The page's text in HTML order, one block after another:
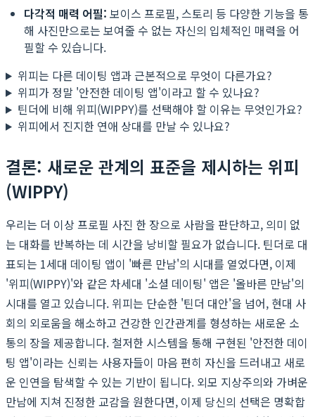
다각적 매력 어필: 보이스 프로필, 스토리 등 다양한 기능을 통
해 사진만으로는 보여줄 수 없는 자신의 입체적인 매력을 어
필할 수 있습니다.
위피는 다른 데이팅 앱과 근본적으로 무엇이 다른가요?
위피가 정말 '안전한 데이팅 앱'이라고 할 수 있나요?
틴더에 비해 위피(WIPPY)를 선택해야 할 이유는 무엇인가요?
위피에서 진지한 연애 상대를 만날 수 있나요?
결론: 새로운 관계의 표준을 제시하는 위피
(WIPPY)
우리는 더 이상 프로필 사진 한 장으로 사람을 판단하고, 의미 없
는 대화를 반복하는 데 시간을 낭비할 필요가 없습니다. 틴더로 대
표되는 1세대 데이팅 앱이 '빠른 만남'의 시대를 열었다면, 이제
'위피(WIPPY)'와 같은 차세대 '소셜 데이팅' 앱은 '올바른 만남'의
시대를 열고 있습니다. 위피는 단순한 '틴더 대안'을 넘어, 현대 사
회의 외로움을 해소하고 건강한 인간관계를 형성하는 새로운 소
통의 장을 제공합니다. 철저한 시스템을 통해 구현된 '안전한 데이
팅 앱'이라는 신뢰는 사용자들이 마음 편히 자신을 드러내고 새로
운 인연을 탐색할 수 있는 기반이 됩니다. 외모 지상주의와 가벼운
만남에 지쳐 진정한 교감을 원한다면, 이제 당신의 선택은 명확합